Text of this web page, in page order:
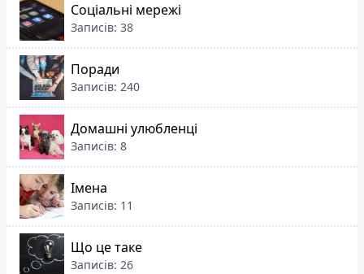
Соціальні мережі
Записів: 38
Поради
Записів: 240
Домашні улюбленці
Записів: 8
Імена
Записів: 11
Що це таке
Записів: 26